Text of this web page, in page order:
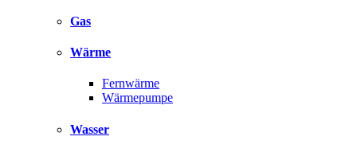
Gas
Wärme
Fernwärme
Wärmepumpe
Wasser